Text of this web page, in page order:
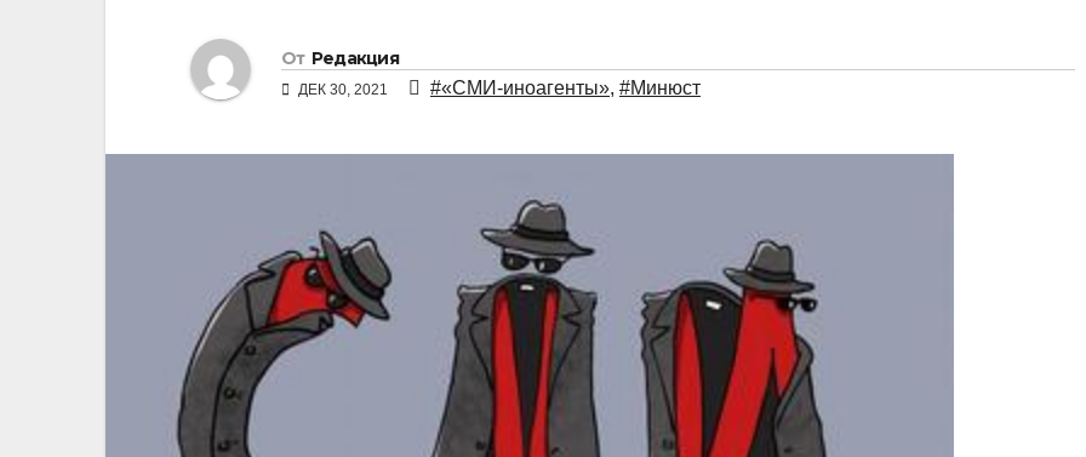
От Редакция
ДЕК 30, 2021 #«СМИ-иноагенты», #Минюст